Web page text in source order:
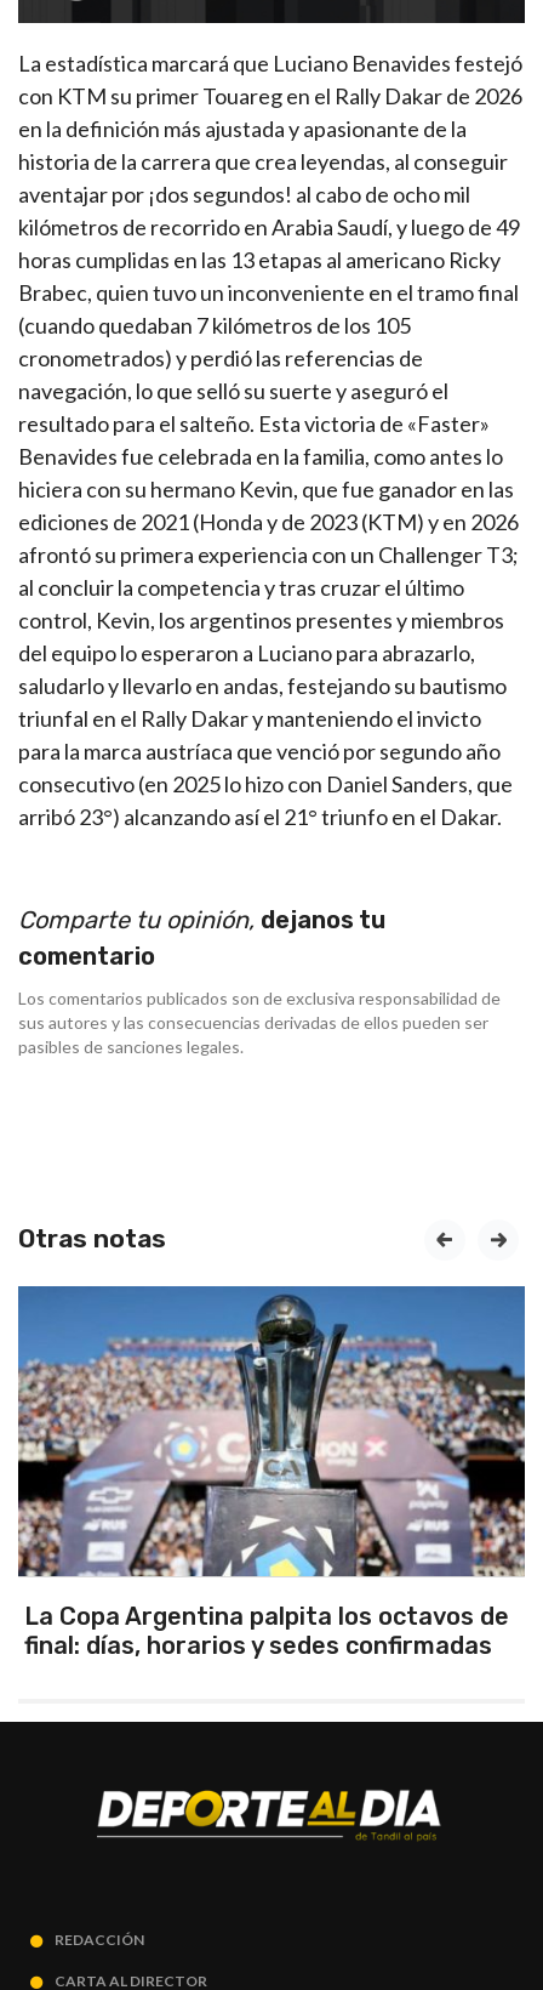
La estadística marcará que Luciano Benavides festejó
con KTM su primer Touareg en el Rally Dakar de 2026
en la definición más ajustada y apasionante de la
historia de la carrera que crea leyendas, al conseguir
aventajar por ¡dos segundos! al cabo de ocho mil
kilómetros de recorrido en Arabia Saudí, y luego de 49
horas cumplidas en las 13 etapas al americano Ricky
Brabec, quien tuvo un inconveniente en el tramo final
(cuando quedaban 7 kilómetros de los 105
cronometrados) y perdió las referencias de
navegación, lo que selló su suerte y aseguró el
resultado para el salteño. Esta victoria de «Faster»
Benavides fue celebrada en la familia, como antes lo
hiciera con su hermano Kevin, que fue ganador en las
ediciones de 2021 (Honda y de 2023 (KTM) y en 2026
afrontó su primera experiencia con un Challenger T3;
al concluir la competencia y tras cruzar el último
control, Kevin, los argentinos presentes y miembros
del equipo lo esperaron a Luciano para abrazarlo,
saludarlo y llevarlo en andas, festejando su bautismo
triunfal en el Rally Dakar y manteniendo el invicto
para la marca austríaca que venció por segundo año
consecutivo (en 2025 lo hizo con Daniel Sanders, que
arribó 23°) alcanzando así el 21° triunfo en el Dakar.
Comparte tu opinión, dejanos tu
comentario
Los comentarios publicados son de exclusiva responsabilidad de
sus autores y las consecuencias derivadas de ellos pueden ser
pasibles de sanciones legales.
Otras notas
La Copa Argentina palpita los octavos de
final: días, horarios y sedes confirmadas
prev next
REDACCIÓN
CARTA AL DIRECTOR